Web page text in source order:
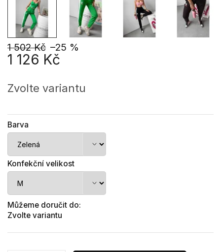
1 502 Kč –25 %
1 126 Kč
cena:
Zvolte variantu
Barva
Konfekční velikost
Můžeme doručit do:
Zvolte variantu